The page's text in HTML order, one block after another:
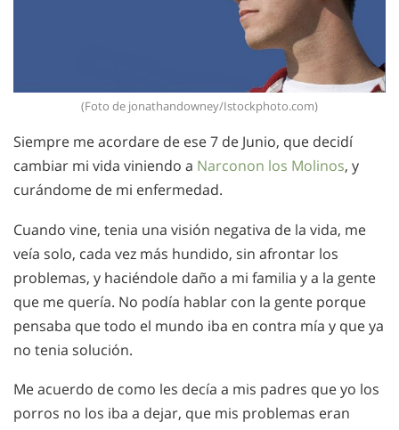
(Foto de jonathandowney/Istockphoto.com)
Siempre me acordare de ese 7 de Junio, que decidí
cambiar mi vida viniendo a Narconon los Molinos, y
curándome de mi enfermedad.
Cuando vine, tenia una visión negativa de la vida, me
veía solo, cada vez más hundido, sin afrontar los
problemas, y haciéndole daño a mi familia y a la gente
que me quería. No podía hablar con la gente porque
pensaba que todo el mundo iba en contra mía y que ya
no tenia solución.
Me acuerdo de como les decía a mis padres que yo los
porros no los iba a dejar, que mis problemas eran